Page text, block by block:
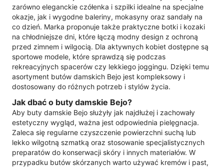
zarówno eleganckie czółenka i szpilki idealne na specjalne
okazje, jak i wygodne baleriny, mokasyny oraz sandały na
co dzień. Marka proponuje także praktyczne botki i kozaki
na chłodniejsze dni, które łączą modny design z ochroną
przed zimnem i wilgocią. Dla aktywnych kobiet dostępne są
sportowe modele, które sprawdzą się podczas
rekreacyjnych spacerów czy lekkiego joggingu. Dzięki temu
asortyment butów damskich Bejo jest kompleksowy i
dostosowany do różnych potrzeb i stylów życia.
Jak dbać o buty damskie Bejo?
Aby buty damskie Bejo służyły jak najdłużej i zachowały
estetyczny wygląd, ważna jest odpowiednia pielęgnacja.
Zaleca się regularne czyszczenie powierzchni suchą lub
lekko wilgotną szmatką oraz stosowanie specjalistycznych
preparatów do konserwacji skóry i innych materiałów. W
przypadku butów skórzanych warto używać kremów i past,